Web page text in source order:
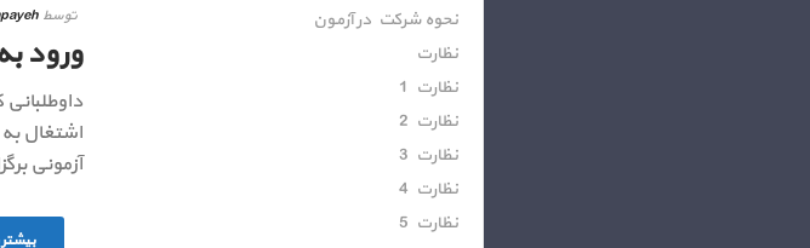
توسط
ورود
اشتغال
آزمونی
نحوه شرکت در آزمون
نظارت
نظارت 1
نظارت 2
نظارت 3
نظارت 4
نظارت 5